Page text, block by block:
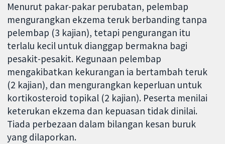
Menurut pakar-pakar perubatan, pelembap
mengurangkan ekzema teruk berbanding tanpa
pelembap (3 kajian), tetapi pengurangan itu
terlalu kecil untuk dianggap bermakna bagi
pesakit-pesakit. Kegunaan pelembap
mengakibatkan kekurangan ia bertambah teruk
(2 kajian), dan mengurangkan keperluan untuk
kortikosteroid topikal (2 kajian). Peserta menilai
keterukan ekzema dan kepuasan tidak dinilai.
Tiada perbezaan dalam bilangan kesan buruk
yang dilaporkan.